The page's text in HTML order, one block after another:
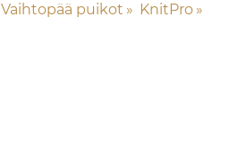
Vaihtopää puikot ‪» KnitPro ‪»